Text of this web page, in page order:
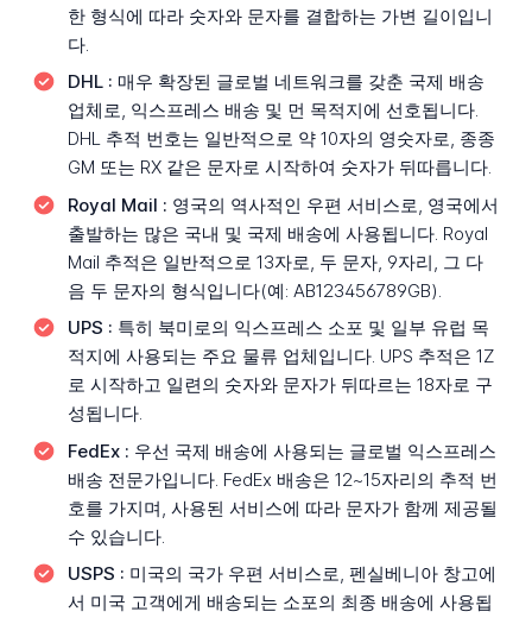
한 형식에 따라 숫자와 문자를 결합하는 가변 길이입니
다.
DHL : 매우 확장된 글로벌 네트워크를 갖춘 국제 배송
업체로, 익스프레스 배송 및 먼 목적지에 선호됩니다.
DHL 추적 번호는 일반적으로 약 10자의 영숫자로, 종종
GM 또는 RX 같은 문자로 시작하여 숫자가 뒤따릅니다.
Royal Mail : 영국의 역사적인 우편 서비스로, 영국에서
출발하는 많은 국내 및 국제 배송에 사용됩니다. Royal
Mail 추적은 일반적으로 13자로, 두 문자, 9자리, 그 다
음 두 문자의 형식입니다(예: AB123456789GB).
UPS : 특히 북미로의 익스프레스 소포 및 일부 유럽 목
적지에 사용되는 주요 물류 업체입니다. UPS 추적은 1Z
로 시작하고 일련의 숫자와 문자가 뒤따르는 18자로 구
성됩니다.
FedEx : 우선 국제 배송에 사용되는 글로벌 익스프레스
배송 전문가입니다. FedEx 배송은 12~15자리의 추적 번
호를 가지며, 사용된 서비스에 따라 문자가 함께 제공될
수 있습니다.
USPS : 미국의 국가 우편 서비스로, 펜실베니아 창고에
서 미국 고객에게 배송되는 소포의 최종 배송에 사용됩